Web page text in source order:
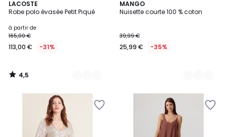
LACOSTE
Robe polo évasée Petit Piqué
à partir de
165,00 €
113,00 € -31%
4,5
/ 5
2
Couleurs
4,5
/
MANGO
Nuisette courte 100 % coton
39,99 €
25,99 € -35%
2
Couleurs